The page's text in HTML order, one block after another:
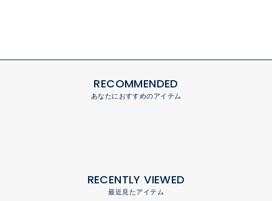
RECOMMENDED
あなたにおすすめのアイテム
RECENTLY VIEWED
最近見たアイテム